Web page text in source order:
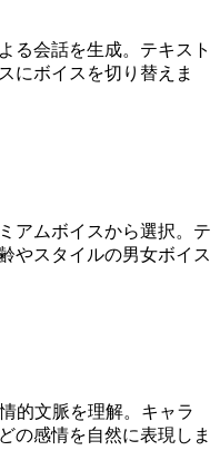
る会話を生成。テキスト
にボイスを切り替えま
アムボイスから選択。テ
やスタイルの男女ボイス
的文脈を理解。キャラ
の感情を自然に表現しま